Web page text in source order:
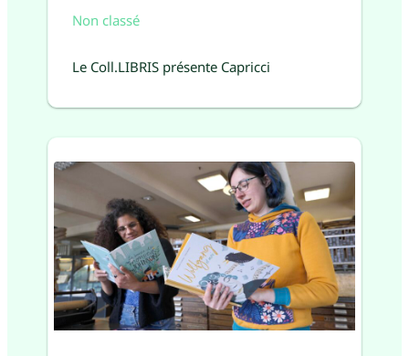
Non classé
Le Coll.LIBRIS présente Capricci